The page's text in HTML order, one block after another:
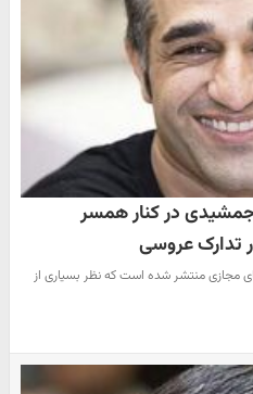
در کنار همسر
تدارک عروسی
مجازی منتشر شده است که نظر بسیاری از